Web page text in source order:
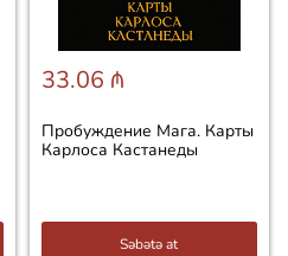
33.06 ₼
Пробуждение Мага. Карты
Карлоса Кастанеды
Səbətə at